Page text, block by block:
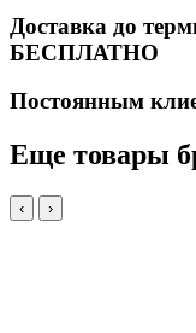
Доставка до
БЕСПЛАТНО
Постоянным
Еще товары
‹ ›